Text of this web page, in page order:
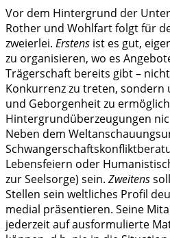
Vor dem Hintergrund der
Rother und Wohlfart folgt für
zweierlei. Erstens ist es gut,
zu organisieren, wo es
Trägerschaft bereits gibt –
Konkurrenz zu treten, sondern
und Geborgenheit zu
Hintergrundüberzeugungen
Neben dem
Lebensfeiern oder
zur Seelsorge) sein. Zweitens
Stellen sein weltliches Profil
medial präsentieren. Seine
jederzeit auf ausformulierte